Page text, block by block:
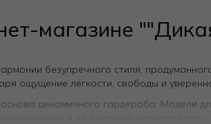
магазине
безупречного стиля,
ощущение лёгкости, свободы и
динамичного гардероба. Модели